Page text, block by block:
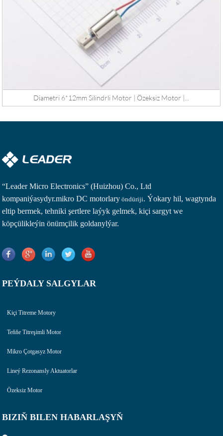
Diametri 6*12mm Silindrli Motor | Özeksiz Motor |...
“Leader Micro Electronics” (Huizhou) Co., Ltd
kompaniýasydyr.mikro DC motorlary öndüriji. Ýokary hil, wagtynda
eltip bermek, tehniki şertlere laýyk gelmek, kiçi sargyt we
köpçülikleýin önümçilik goldanylýar.
PEÝDALY SALGYLAR
Kiçi Titreme Motory
Teňňe Titreşimli Motor
Mikro Çotgasyz Motor
Lineý Rezonansly Aktuatorlar
Özeksiz Motor
BIZIŇ BILEN HABARLAŞYŇ